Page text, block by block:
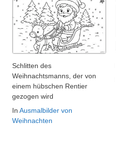
Schlitten des
Weihnachtsmanns, der von
einem hübschen Rentier
gezogen wird
In Ausmalbilder von
Weihnachten